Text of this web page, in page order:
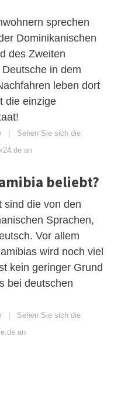
sprechen
Dominikanischen
des Zweiten
in dem
leben dort
die einzige
| Sehen Sie sich die
an
beliebt?
sind die von den
Sprachen,
Vor allem
wird noch viel
kein geringer Grund
bei deutschen
| Sehen Sie sich die
an